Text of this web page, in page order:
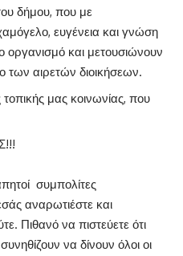
δήμου, που με
ευγένεια και γνώση
και μετουσιώνουν
των αιρετών διοικήσεων.
μας κοινωνίας, που
συμπολίτες
αναρωτιέστε και
Πιθανό να πιστεύετε ότι
να δίνουν όλοι οι